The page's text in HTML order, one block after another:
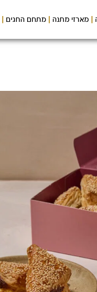
מארזי מתנה מתחם החגים